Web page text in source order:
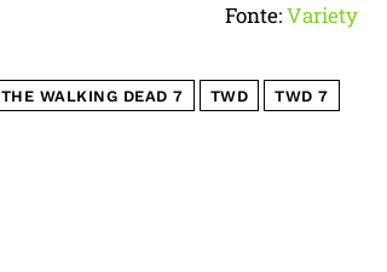
Fonte:Variety
THE WALKING DEAD 7 TWD TWD 7